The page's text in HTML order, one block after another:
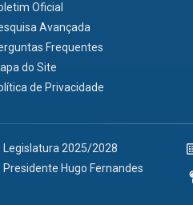
Oficial
Avançada
Frequentes
do Site
de Privacidade
Legislatura 2025/2028
Presidente Hugo Fernandes